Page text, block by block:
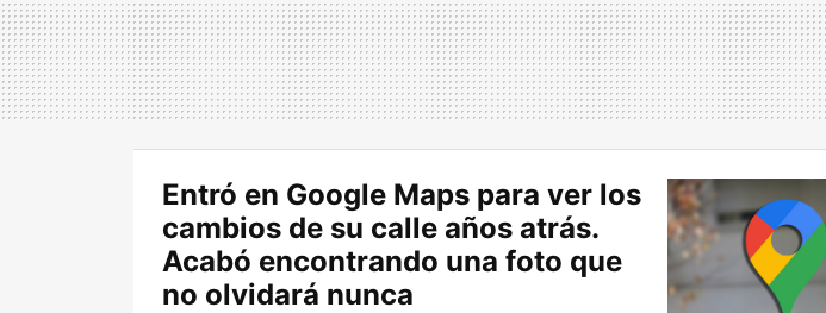
Entró en Google Maps para ver los
cambios de su calle años atrás.
Acabó encontrando una foto que
no olvidará nunca